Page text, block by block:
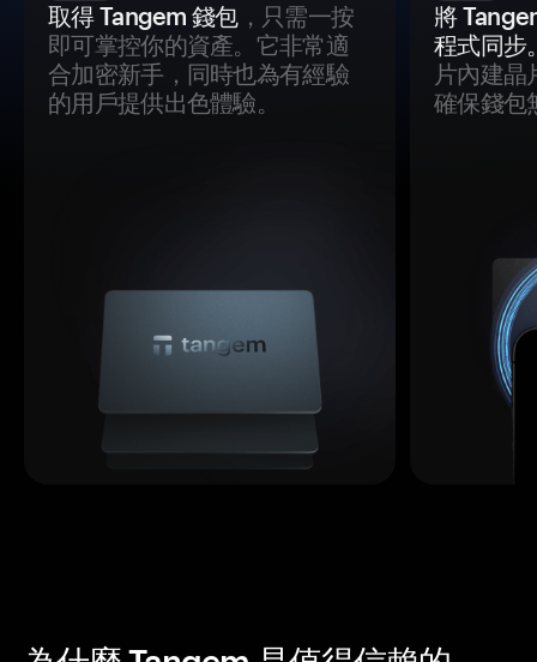
取得 Tangem 錢包，只需一按
即可掌控你的資產。它非常適
合加密新手，同時也為有經驗
的用戶提供出色體驗。
將
程式同步
片內建晶
確保錢包